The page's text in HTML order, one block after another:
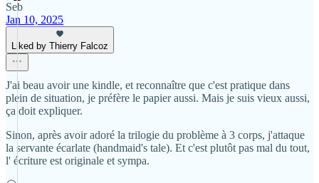
Seb
Jan 10, 2025
Liked by Thierry Falcoz
J'ai beau avoir une kindle, et reconnaître que c'est pratique dans
plein de situation, je préfère le papier aussi. Mais je suis vieux aussi,
ça doit expliquer.
Sinon, après avoir adoré la trilogie du problème à 3 corps, j'attaque
la servante écarlate (handmaid's tale). Et c'est plutôt pas mal du tout,
l' écriture est originale et sympa.